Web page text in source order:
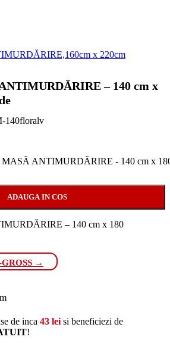
x 220cm
– 140 cm x
140floralv
ANTIMURDĂRIRE - 140 cm x
ADAUGA IN COS
– 140 cm x 180
→
de inca 43 lei si beneficiezi de
!